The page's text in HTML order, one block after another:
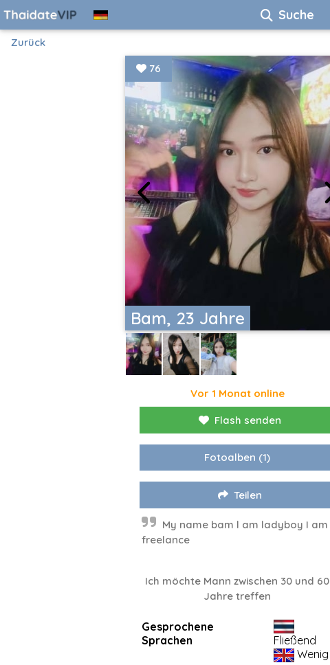
Suche
Zurück
Bam, 23 Jahre
76
Vor 1 Monat online
Flash senden
Fotoalben (1)
Teilen
My name bam l am ladyboy I am
freelance
Ich möchte Mann zwischen 30 und 60
Jahre treffen
Gesprochene
Sprachen
Fließend
Wenig